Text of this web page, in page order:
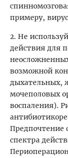
примеру,
2. Не
действия для
возможной
дыхательных,
мочеполовых
воспаления).
Предпочтение
спектра